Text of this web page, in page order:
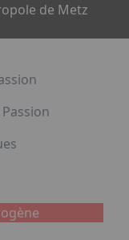
de Metz
des passionnés